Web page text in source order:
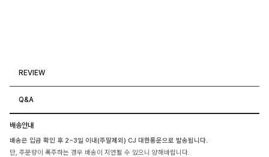
REVIEW
Q&A
배송안내
배송은 입금 확인 후 2~3일 이내(주말제외) CJ 대한통운으로 발송됩니다.
단, 주문량이 폭주하는 경우 배송이 지연될 수 있으니 양해바랍니다.